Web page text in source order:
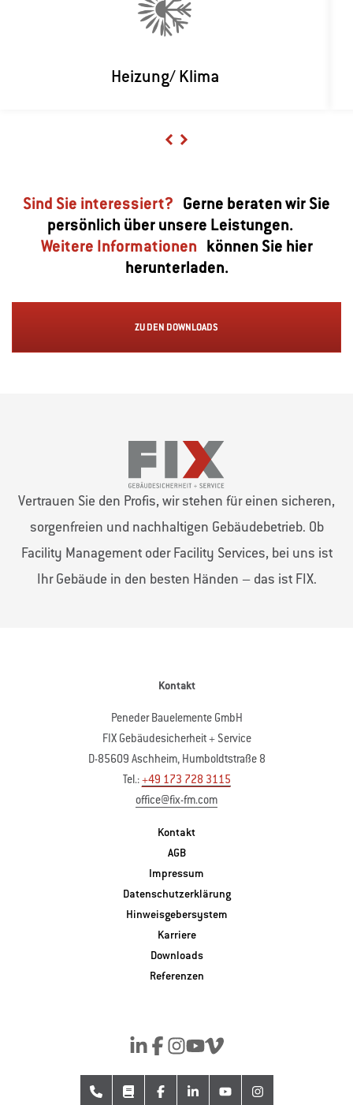
Heizung/ Klima
Previous
Next
Sind Sie interessiert? Gerne beraten wir Sie
persönlich über unsere Leistungen.
Weitere Informationen können Sie hier
herunterladen.
ZU DEN DOWNLOADS
Kontakt DownloadsFacebookLinkedinYouTube
Vertrauen Sie den Profis, wir stehen für einen sicheren,
sorgenfreien und nachhaltigen Gebäudebetrieb. Ob
Facility Management oder Facility Services, bei uns ist
Ihr Gebäude in den besten Händen – das ist FIX.
Kontakt
Peneder Bauelemente GmbH
FIX Gebäudesicherheit + Service
D-85609 Aschheim, Humboldtstraße 8
Tel.:+49 173 728 3115
office@fix-fm.com
Kontakt
AGB
Impressum
Datenschutzerklärung
Hinweisgebersystem
Karriere
Downloads
Referenzen